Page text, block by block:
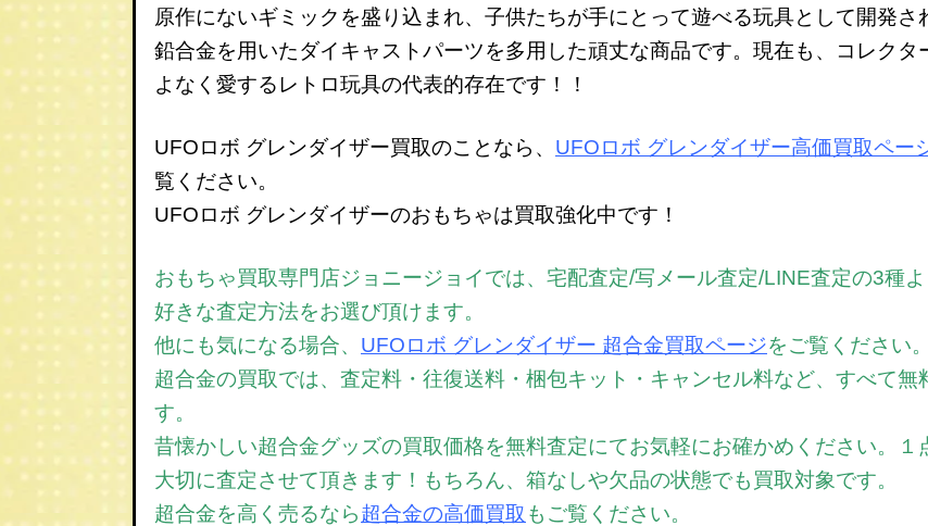
原作にないギミックを盛り込まれ、子供たちが手にとって遊べる玩具として開発さ
鉛合金を用いたダイキャストパーツを多用した頑丈な商品です。現在も、コレクタ
よなく愛するレトロ玩具の代表的存在です！！
UFOロボ グレンダイザー買取のことなら、 UFOロボ グレンダイザー高価買取ペー
覧ください。
UFOロボ グレンダイザーのおもちゃは買取強化中です！
おもちゃ買取専門店ジョニージョイでは、宅配査定/写メール査定/LINE査定の3種
好きな査定方法をお選び頂けます。
他にも気になる場合、 UFOロボ グレンダイザー 超合金買取ページをご覧ください。
超合金の買取では、 査定料・往復送料・梱包キット・キャンセル料など、すべて無
す。
昔懐かしい超合金グッズの買取価格を無料査定にてお気軽にお確かめください。
１
大切に査定させて頂きます！もちろん、箱なしや欠品の状態でも買取対象です。
超合金を高く売るなら超合金の高価買取 もご覧ください。